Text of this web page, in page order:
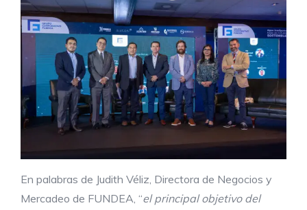
En palabras de Judith Véliz, Directora de Negocios y
Mercadeo de FUNDEA, “el principal objetivo del